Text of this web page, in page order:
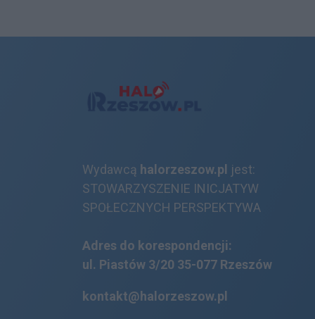
Wydawcą halorzeszow.pl jest:
STOWARZYSZENIE INICJATYW
SPOŁECZNYCH PERSPEKTYWA
Adres do korespondencji:
ul. Piastów 3/20 35-077 Rzeszów
kontakt@halorzeszow.pl